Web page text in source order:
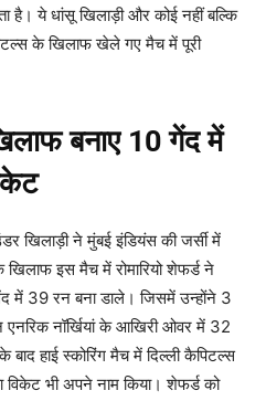
है। ये धांसू खिलाड़ी और कोई नहीं बल्कि
के खिलाफ खेले गए मैच में पूरी
बनाए 10 गेंद में
खिलाड़ी ने मुंबई इंडियंस की जर्सी में
इस मैच में रोमारियो शेफर्ड ने
में 39 रन बना डाले। जिसमें उन्होंने 3
नॉर्खियां के आखिरी ओवर में 32
हाई स्कोरिंग मैच में दिल्ली कैपिटल्स
विकेट भी अपने नाम किया। शेफर्ड को